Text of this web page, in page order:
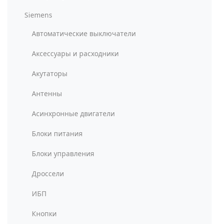
Siemens
Автоматические выключатели
Аксессуары и расходники
Акутаторы
Антенны
Асинхронные двигатели
Блоки питания
Блоки управления
Дроссели
ИБП
Кнопки